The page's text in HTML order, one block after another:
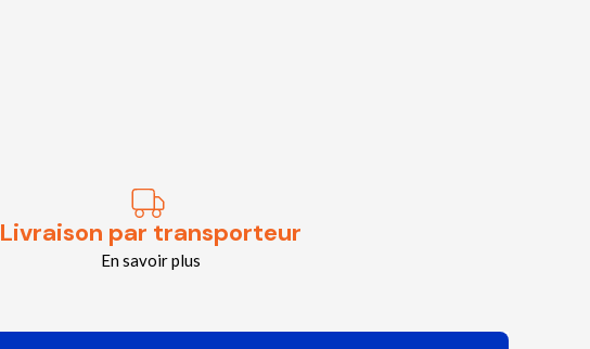
Livraison par transporteur
En savoir plus